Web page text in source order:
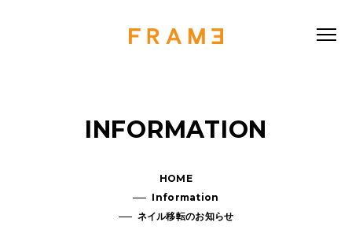
INFORMATION
HOME
Information
ネイル移転のお知らせ